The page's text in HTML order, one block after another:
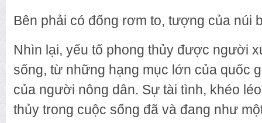
Bên phải có đống rơm to, tượng của núi
Nhìn lại, yếu tố phong thủy được người
sống, từ những hạng mục lớn của quốc
của người nông dân. Sự tài tình, khéo
thủy trong cuộc sống đã và đang như